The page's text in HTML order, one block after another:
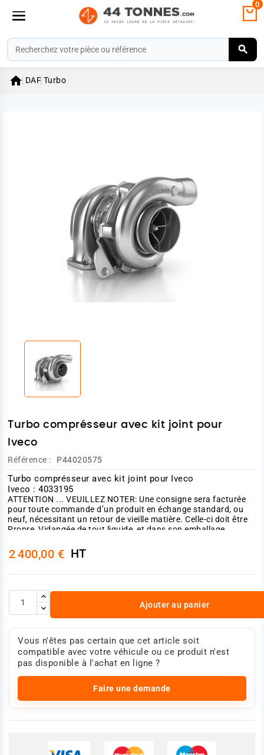
0
 DAF Turbo
Turbo comprésseur avec kit joint pour
Iveco
Référence : P44020575
Turbo comprésseur avec kit joint pour Iveco
Iveco : 4033195
ATTENTION ... VEUILLEZ NOTER: Une consigne sera facturée
pour toute commande d’un produit en échange standard, ou
neuf, nécessitant un retour de vieille matière. Celle-ci doit être
Propre, Vidangée de tout liquide, et dans son emballage
déchiré. La vieille matière ne doit avoir aucune cassure, fissure,
trace de démontage interne, et aucun serrage, ou trou. Si tel
l'état de la vieille matière et de son emballage, après son
examen dans les ateliers de rénovation de notre partenaire. Le
retour de cette consigne se fait en nos locaux de Blavozy, port
à votre charge, et dans un délai de 30 jours maximum après
livraison.
Photo non contractuelle
2 400,00 € HT
Ajouter au panier
Vous n'êtes pas certain que cet article soit
compatible avec votre véhicule ou ce produit n'est
pas disponible à l'achat en ligne ?
Faire une demande